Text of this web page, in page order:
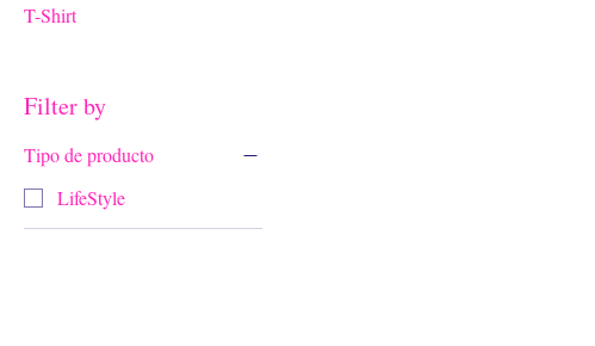
T-Shirt
Filter by
Tipo de producto
LifeStyle